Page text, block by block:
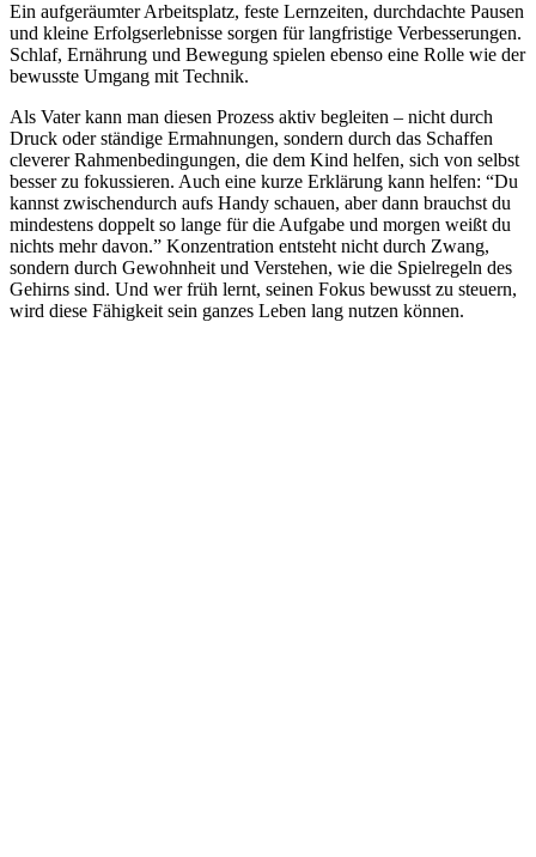
Ein aufgeräumter Arbeitsplatz, feste Lernzeiten, durchdachte Pausen
und kleine Erfolgserlebnisse sorgen für langfristige Verbesserungen.
Schlaf, Ernährung und Bewegung spielen ebenso eine Rolle wie der
bewusste Umgang mit Technik.
Als Vater kann man diesen Prozess aktiv begleiten – nicht durch
Druck oder ständige Ermahnungen, sondern durch das Schaffen
cleverer Rahmenbedingungen, die dem Kind helfen, sich von selbst
besser zu fokussieren. Auch eine kurze Erklärung kann helfen: “Du
kannst zwischendurch aufs Handy schauen, aber dann brauchst du
mindestens doppelt so lange für die Aufgabe und morgen weißt du
nichts mehr davon.” Konzentration entsteht nicht durch Zwang,
sondern durch Gewohnheit und Verstehen, wie die Spielregeln des
Gehirns sind. Und wer früh lernt, seinen Fokus bewusst zu steuern,
wird diese Fähigkeit sein ganzes Leben lang nutzen können.